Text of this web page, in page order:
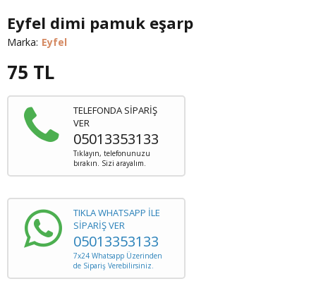
Eyfel dimi pamuk eşarp
Marka: Eyfel
75 TL
TELEFONDA SİPARİŞ
VER
05013353133
Tıklayın, telefonunuzu
bırakın. Sizi arayalım.
TIKLA WHATSAPP İLE
SİPARİŞ VER
05013353133
7x24 Whatsapp Üzerinden
de Sipariş Verebilirsiniz.